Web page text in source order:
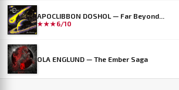
APOCLIBBON DOSHOL — Far Beyond...
★★★6/10
OLA ENGLUND — The Ember Saga